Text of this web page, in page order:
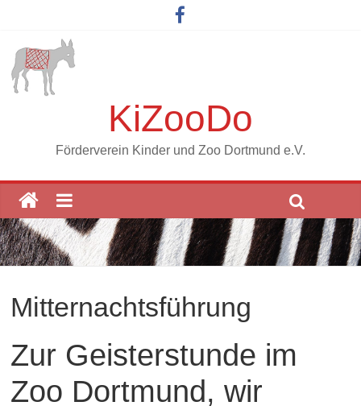
KiZooDo
Förderverein Kinder und Zoo Dortmund e.V.
Mitternachtsführung
Zur Geisterstunde im
Zoo Dortmund, wir